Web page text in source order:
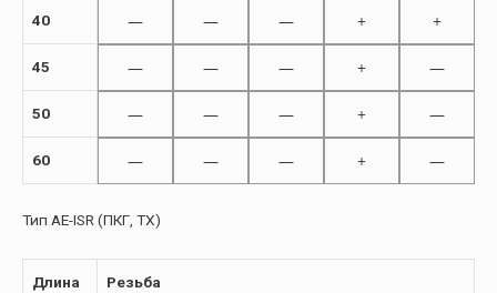
40 — — — + +
45 — — — + —
50 — — — + —
60 — — — + —
Тип AE-ISR (ПКГ, TX)
Длина Резьба